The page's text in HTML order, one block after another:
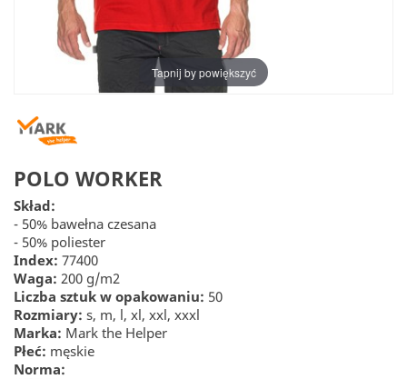
Tapnij by powiększyć
POLO WORKER
Skład:
- 50% bawełna czesana
- 50% poliester
Index: 77400
Waga: 200 g/m2
Liczba sztuk w opakowaniu: 50
Rozmiary: s, m, l, xl, xxl, xxxl
Marka: Mark the Helper
Płeć: męskie
Norma: